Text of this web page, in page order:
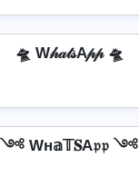
🛸 W𝒽𝒶𝓉𝓈A𝓅𝓅 🛸
༺ Wн𝕒𝕋𝐒A𝔭𝔭 ༺